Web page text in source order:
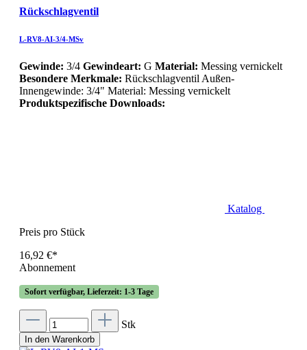
Rückschlagventil
L-RV8-AI-3/4-MSv
Gewinde: 3/4 Gewindeart: G Material: Messing vernickelt
Besondere Merkmale: Rückschlagventil Außen-
Innengewinde: 3/4" Material: Messing vernickelt
Produktspezifische Downloads:
Katalog
Preis pro Stück
16,92 €*
Abonnement
Sofort verfügbar, Lieferzeit: 1-3 Tage
Stk
In den Warenkorb